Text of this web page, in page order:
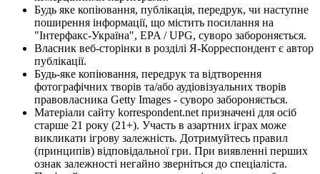
Будь яке копіювання, публікація, передрук, чи наступне
поширення інформації, що містить посилання на
"Інтерфакс-Україна", EPA / UPG, суворо забороняється.
Власник веб-сторінки в розділі Я-Корреспондент є автор
публікації.
Будь-яке копіювання, передрук та відтворення
фотографічних творів та/або аудіовізуальних творів
правовласника Getty Images - суворо забороняється.
Матеріали сайту korrespondent.net призначені для осіб
старше 21 року (21+). Участь в азартних іграх може
викликати ігрову залежність. Дотримуйтесь правил
(принципів) відповідальної гри. При виявленні перших
ознак залежності негайно зверніться до спеціаліста.